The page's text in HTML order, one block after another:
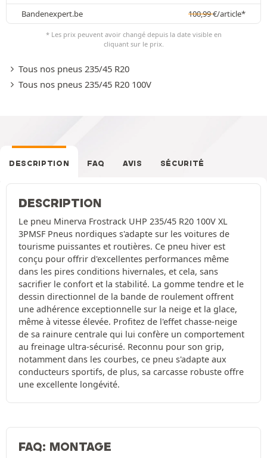
Bandenexpert.be
100,99€/article*
* Les prix peuvent avoir changé depuis la date visible en
cliquant sur le prix.
Tous nos pneus 235/45 R20
Tous nos pneus 235/45 R20 100V
DESCRIPTION FAQ AVIS SÉCURITÉ
DESCRIPTION
Le pneu Minerva Frostrack UHP 235/45 R20 100V XL
3PMSF Pneus nordiques s'adapte sur les voitures de
tourisme puissantes et routières. Ce pneu hiver est
conçu pour offrir d'excellentes performances même
dans les pires conditions hivernales, et cela, sans
sacrifier le confort et la stabilité. La gomme tendre et le
dessin directionnel de la bande de roulement offrent
une adhérence exceptionnelle sur la neige et la glace,
même à vitesse élevée. Profitez de l'effet chasse-neige
de sa rainure centrale qui lui confère un comportement
au freinage ultra-sécurisé. Reconnu pour son grip,
notamment dans les courbes, ce pneu s'adapte aux
conducteurs sportifs, de plus, sa carcasse robuste offre
une excellente longévité.
FAQ: MONTAGE